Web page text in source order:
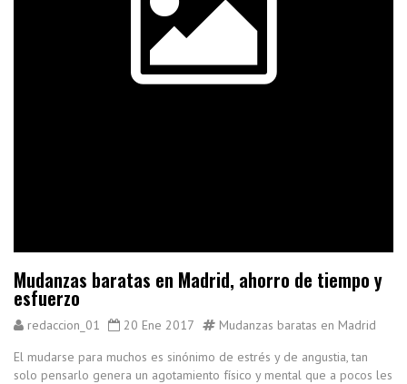
Mudanzas baratas en Madrid, ahorro de tiempo y
esfuerzo
redaccion_01 20 Ene 2017
Mudanzas baratas en Madrid
El mudarse para muchos es sinónimo de estrés y de angustia, tan
solo pensarlo genera un agotamiento físico y mental que a pocos les